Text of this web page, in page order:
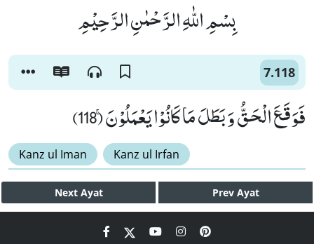
بِسْمِ اللّٰهِ الرَّحْمٰنِ الرَّحِیْمِ
7.118
فَوَقَعَ الْحَقُّ وَ بَطَلَ مَا كَانُوْا یَعْمَلُوْنَۚ (118)
Kanz ul Iman Kanz ul Irfan
Next Ayat Prev Ayat